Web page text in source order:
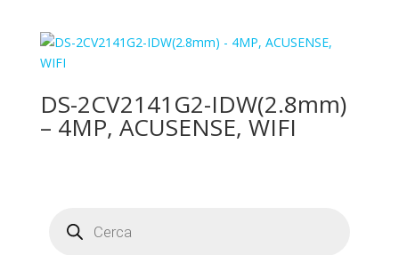
DS-2CV2141G2-IDW(2.8mm)
– 4MP, ACUSENSE, WIFI
search